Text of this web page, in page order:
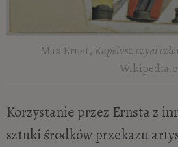
Max Ernst, Kapelusz czyni
Korzystanie przez Ernsta z
sztuki środków przekazu